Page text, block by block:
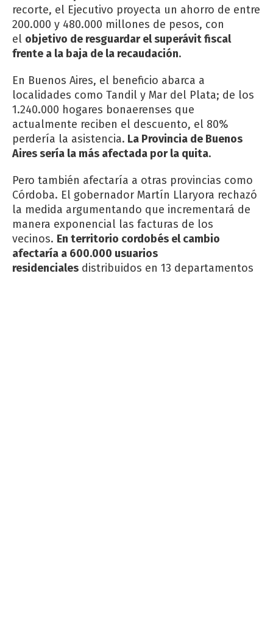
recorte, el Ejecutivo proyecta un ahorro de entre
200.000 y 480.000 millones de pesos, con
el objetivo de resguardar el superávit fiscal
frente a la baja de la recaudación.
En Buenos Aires, el beneficio abarca a
localidades como Tandil y Mar del Plata; de los
1.240.000 hogares bonaerenses que
actualmente reciben el descuento, el 80%
perdería la asistencia. La Provincia de Buenos
Aires sería la más afectada por la quita.
Pero también afectaría a otras provincias como
Córdoba. El gobernador Martín Llaryora rechazó
la medida argumentando que incrementará de
manera exponencial las facturas de los
vecinos. En territorio cordobés el cambio
afectaría a 600.000 usuarios
residenciales distribuidos en 13 departamentos